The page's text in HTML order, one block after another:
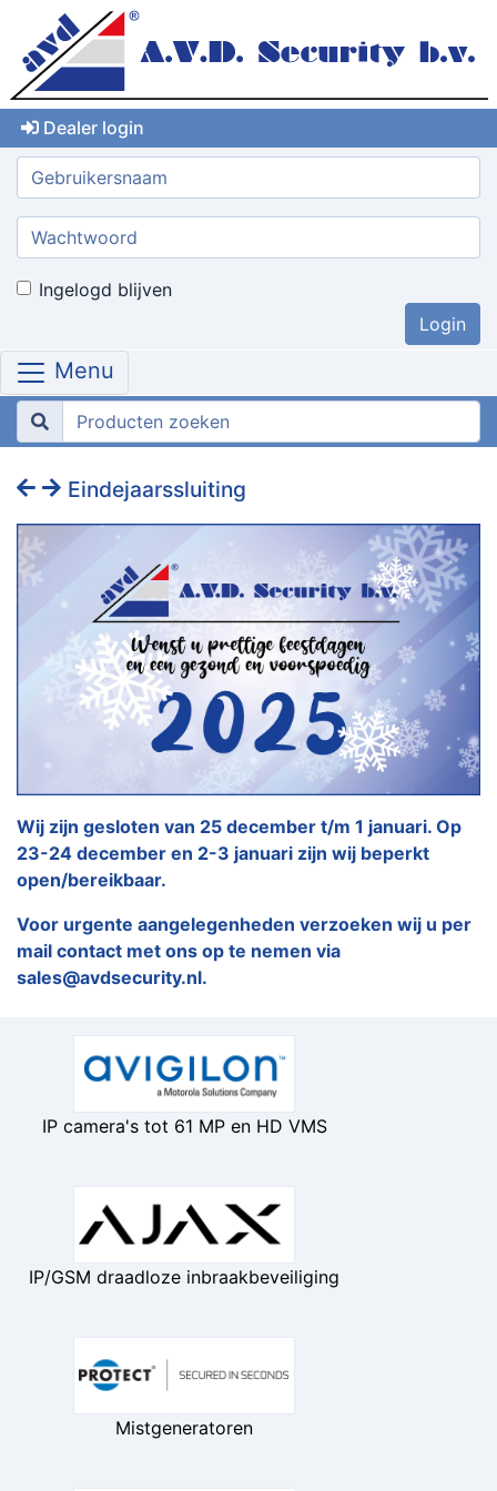
Dealer login
Gebruikersnaam:
Wachtwoord:
Ingelogd blijven
Menu
Eindejaarssluiting
Wij zijn gesloten van 25 december t/m 1 januari. Op
23-24 december en 2-3 januari zijn wij beperkt
open/bereikbaar.
Voor urgente aangelegenheden verzoeken wij u per
mail contact met ons op te nemen via
sales@avdsecurity.nl.
IP camera's tot 61 MP en HD VMS
IP/GSM draadloze inbraakbeveiliging
Mistgeneratoren